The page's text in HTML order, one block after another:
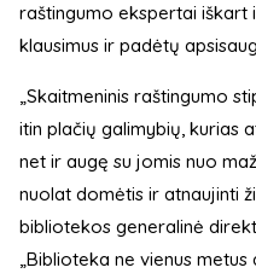
raštingumo ekspertai iškart
klausimus ir padėtų
„Skaitmeninis raštingumo
itin plačių galimybių, kurias
net ir augę su jomis nuo
nuolat domėtis ir atnaujinti
bibliotekos generalinė
„Biblioteka ne vienus